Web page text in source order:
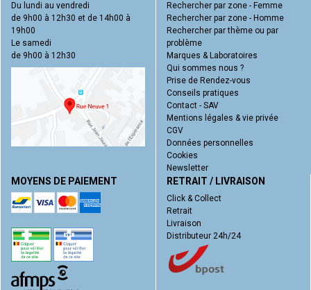
Du lundi au vendredi
de 9h00 à 12h30 et de 14h00 à
19h00
Le samedi
de 9h00 à 12h30
Rechercher par zone - Femme
Rechercher par zone - Homme
Rechercher par thème ou par
problème
Marques & Laboratoires
Qui sommes nous ?
Prise de Rendez-vous
Conseils pratiques
Contact - SAV
Mentions légales & vie privée
CGV
Données personnelles
Cookies
Newsletter
MOYENS DE PAIEMENT RETRAIT / LIVRAISON
Click & Collect
Retrait
Livraison
Distributeur 24h/24